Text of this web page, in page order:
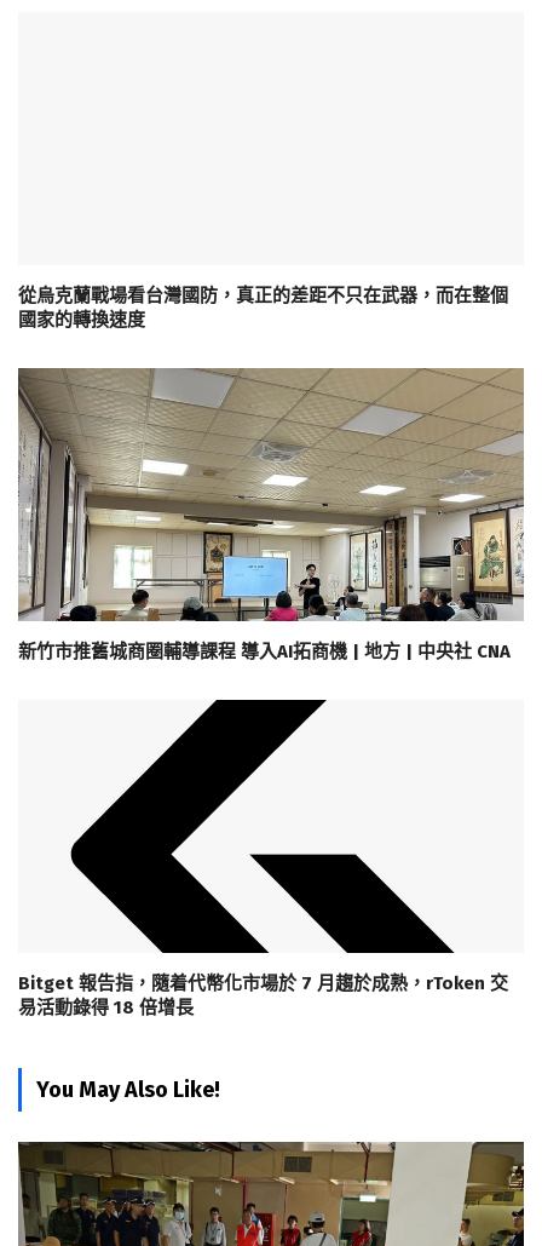
從烏克蘭戰場看台灣國防，真正的差距不只在武器，而在整個
國家的轉換速度
新竹市推舊城商圈輔導課程 導入AI拓商機 | 地方 | 中央社 CNA
Bitget 報告指，隨着代幣化市場於 7 月趨於成熟，rToken 交
易活動錄得 18 倍增長
You May Also Like!